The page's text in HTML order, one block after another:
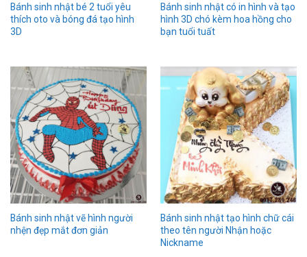
Bánh sinh nhật bé 2 tuổi yêu
thích oto và bóng đá tạo hình
3D
Bánh sinh nhật có in hình và tạo
hình 3D chó kèm hoa hồng cho
bạn tuổi tuất
Bánh sinh nhật vẽ hình người
nhện đẹp mắt đơn giản
Bánh sinh nhật tạo hình chữ cái
theo tên người Nhận hoặc
Nickname